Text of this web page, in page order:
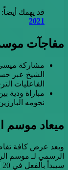
قد يهمك أيضاً:
2021
مفاجآت موسم
مشاركة
الشيخ عبر
الفاعليات
مباراة ودية
نجومه البارزين،
ميعاد موسم
وبعد عرض كافة
سيبدأ بالفعل في 20 أكتوبر 2021.